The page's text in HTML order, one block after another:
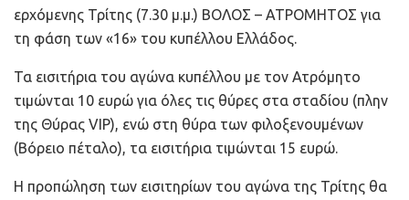
ερχόμενης Τρίτης (7.30 μ.μ.) ΒΟΛΟΣ – ATΡΟΜΗΤΟΣ για
τη φάση των «16» του κυπέλλου Ελλάδος.
Τα εισιτήρια του αγώνα κυπέλλου με τον Ατρόμητο
τιμώνται 10 ευρώ για όλες τις θύρες στα σταδίου (πλην
της Θύρας VIP), ενώ στη θύρα των φιλοξενουμένων
(Βόρειο πέταλο), τα εισιτήρια τιμώνται 15 ευρώ.
Η προπώληση των εισιτηρίων του αγώνα της Τρίτης θα